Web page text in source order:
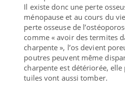
Il existe donc une perte
ménopause et au cours du
perte osseuse de
comme « avoir des termites
charpente », l’os devient
poutres peuvent même
charpente est détériorée, elle
tuiles vont aussi tomber.